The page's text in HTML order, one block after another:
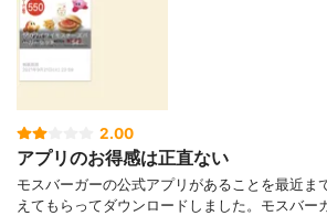
2.00
アプリのお得感は正直ない
モスバーガーの公式アプリがあることを最近ま
えてもらってダウンロードしました。モスバー